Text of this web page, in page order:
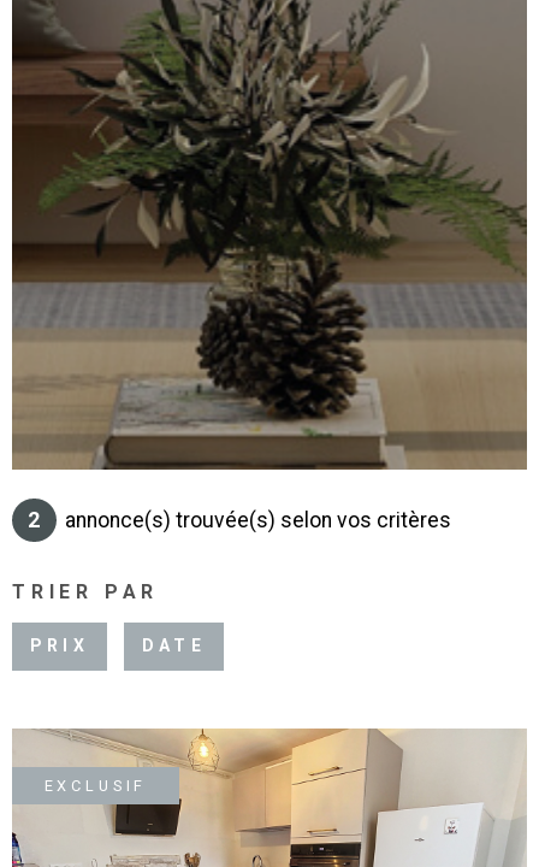
NOS
VENDUS
NOS
2 annonce(s) trouvée(s) selon vos critères
TRIER PAR
PRIX DATE
EXCLUSIF
Pièces
PIÈCES
RÉFÉRENCE
PLUS DE CRITÈRES
RECHERCHER